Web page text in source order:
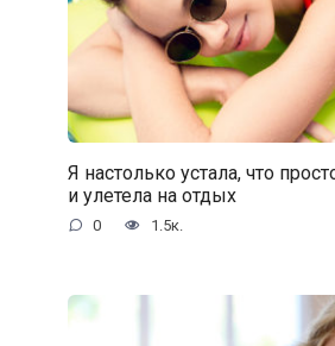
Я настолько устала, что
и улетела на отдых
0 1.5к.